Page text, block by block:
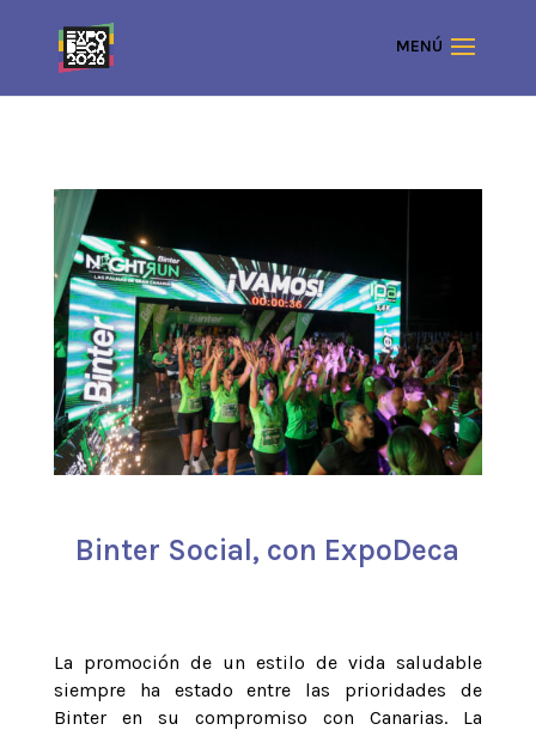
Binter Social, con ExpoDeca
La promoción de un estilo de vida saludable
siempre ha estado entre las prioridades de
Binter en su compromiso con Canarias. La